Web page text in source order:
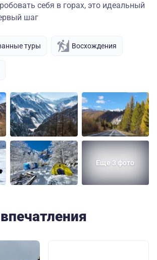
себя в горах, это идеальный
шаг
туры Восхождения
Еще 3 фото